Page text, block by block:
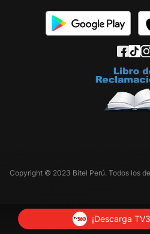
Copyright © 2023 Bitel Perú. Todos los
¡Descarga